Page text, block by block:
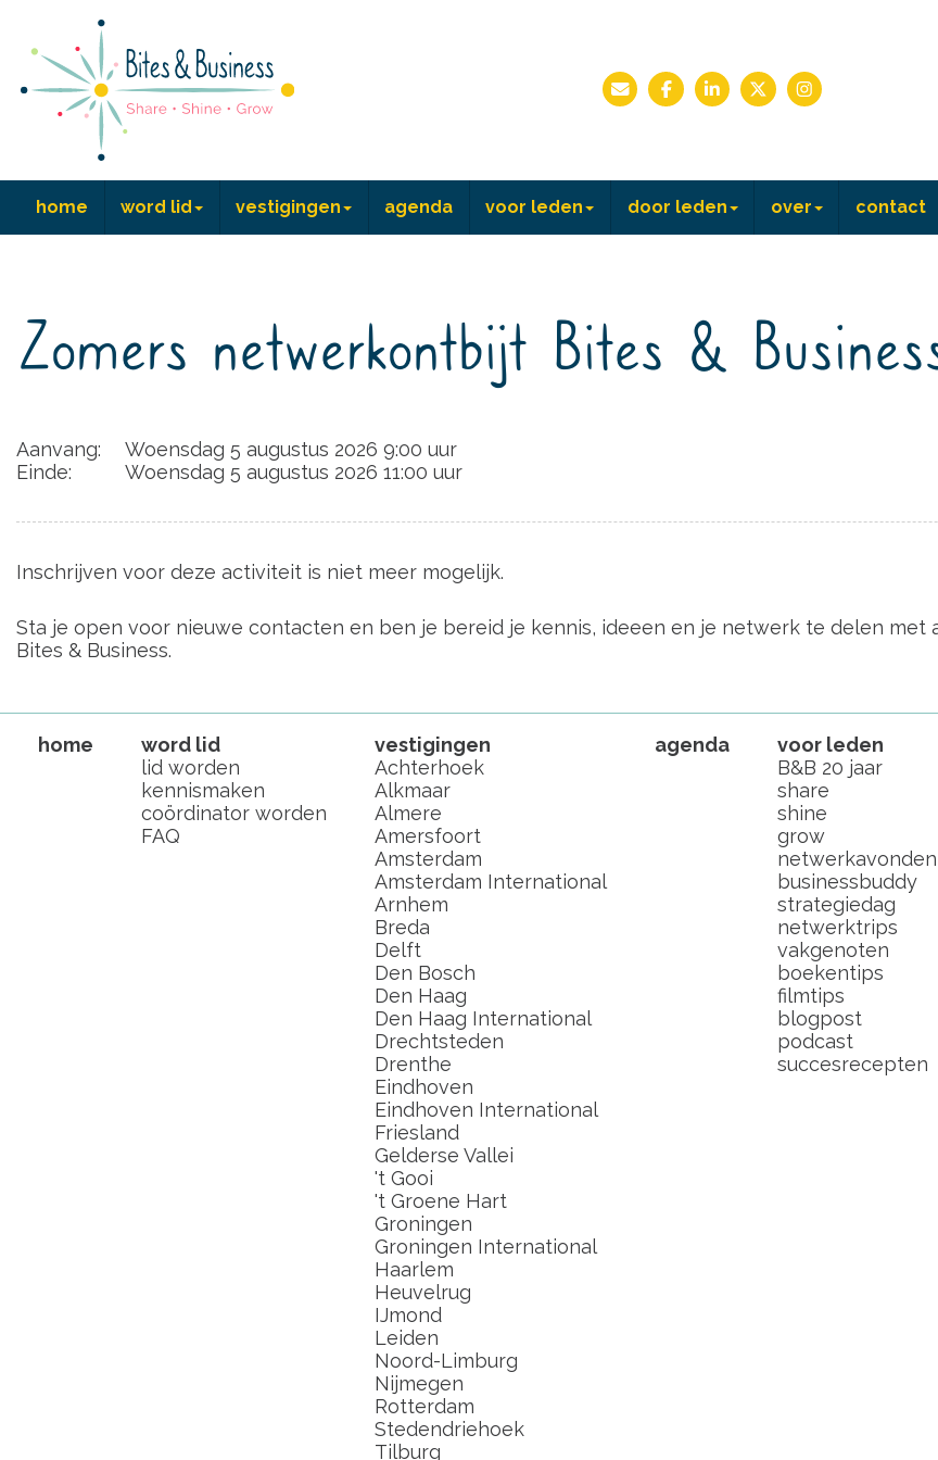
home word lid vestigingen agenda voor leden door leden over contact
Zomers netwerkontbijt Bites &
Aanvang:
Woensdag 5 augustus 2026 9:00 uur
Einde:
Woensdag 5 augustus 2026 11:00 uur
Inschrijven voor deze activiteit is niet meer mogelijk.
Sta je open voor nieuwe contacten en ben je bereid je kennis, ideeen en je netwerk te delen met
Bites & Business.
home
word lid
lid worden
kennismaken
coördinator worden
FAQ
vestigingen
Achterhoek
Alkmaar
Almere
Amersfoort
Amsterdam
Amsterdam International
Arnhem
Breda
Delft
Den Bosch
Den Haag
Den Haag International
Drechtsteden
Drenthe
Eindhoven
Eindhoven International
Friesland
Gelderse Vallei
't Gooi
't Groene Hart
Groningen
Groningen International
Haarlem
Heuvelrug
IJmond
Leiden
Noord-Limburg
Nijmegen
Rotterdam
Stedendriehoek
Tilburg
agenda
voor leden
B&B 20 jaar
share
shine
grow
netwerkavonden
businessbuddy
strategiedag
netwerktrips
vakgenoten
boekentips
filmtips
blogpost
podcast
succesrecepten